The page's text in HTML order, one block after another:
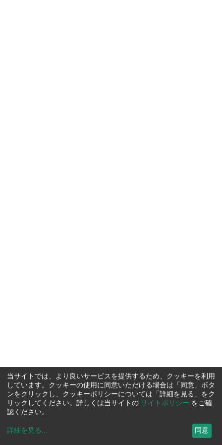
当サイトでは、より良いサービスを提供するため、クッキーを利用
しています。クッキーの使用に同意いただける場合は「同意」ボタ
ンをクリックし、クッキーポリシーについては「詳細を見る」をク
リックしてください。詳しくは当サイトの サイトポリシー をご確
認ください。
詳細を見る ... 同意